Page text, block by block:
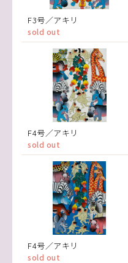
F3号／アキリ
sold out
F4号／アキリ
sold out
F4号／アキリ
sold out